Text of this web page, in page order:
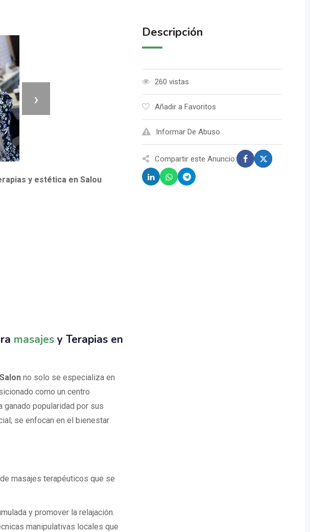
›
y estética en Salou
masajesy Terapias en
no solo se especializa en
como un centro
ganado popularidad por sus
se enfocan en el bienestar
masajes terapéuticos que se
y promover la relajación.
manipulativas locales que
Descripción
260 vistas
Añadir a Favoritos
Informar De Abuso
Compartir este Anuncio: